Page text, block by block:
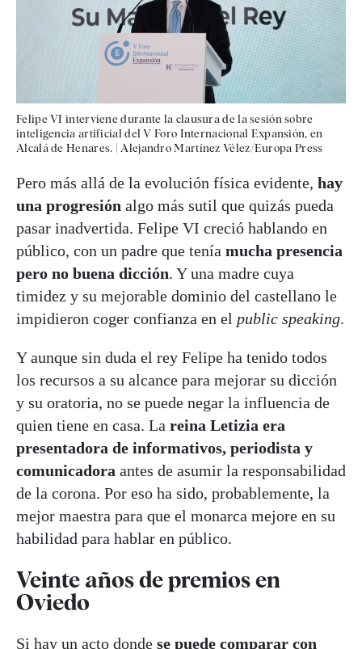
Felipe VI interviene durante la clausura de la sesión sobre
inteligencia artificial del V Foro Internacional Expansión, en
Alcalá de Henares. | Alejandro Martínez Vélez/Europa Press
Pero más allá de la evolución física evidente, hay
una progresión algo más sutil que quizás pueda
pasar inadvertida. Felipe VI creció hablando en
público, con un padre que tenía mucha presencia
pero no buena dicción. Y una madre cuya
timidez y su mejorable dominio del castellano le
impidieron coger confianza en el public speaking.
Y aunque sin duda el rey Felipe ha tenido todos
los recursos a su alcance para mejorar su dicción
y su oratoria, no se puede negar la influencia de
quien tiene en casa. La reina Letizia era
presentadora de informativos, periodista y
comunicadora antes de asumir la responsabilidad
de la corona. Por eso ha sido, probablemente, la
mejor maestra para que el monarca mejore en su
habilidad para hablar en público.
Veinte años de premios en
Oviedo
Si hay un acto donde se puede comparar con